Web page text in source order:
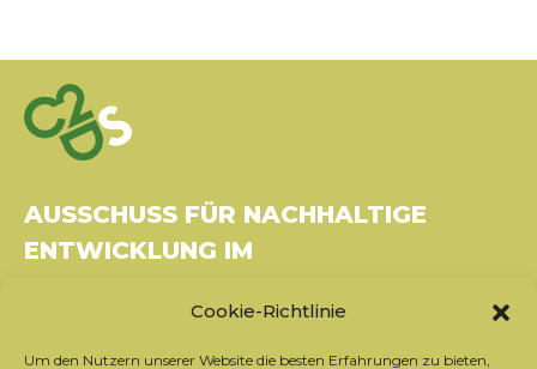
Cookie-Richtlinie
Um den Nutzern unserer Website die besten Erfahrungen zu bieten,
AUSSCHUSS FÜR NACHHALTIGE
ENTWICKLUNG IM